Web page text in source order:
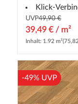
Klick-
UVP49,90 €
39,49 € / m²
Inhalt: 1.92 m²
-49% UVP